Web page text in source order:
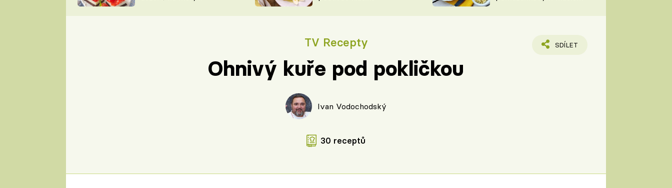
ŠÉFREDAKTORKY
TV Recepty
Ohnivý kuře pod pokličkou
SDÍLET
Ivan Vodochodský
30 receptů